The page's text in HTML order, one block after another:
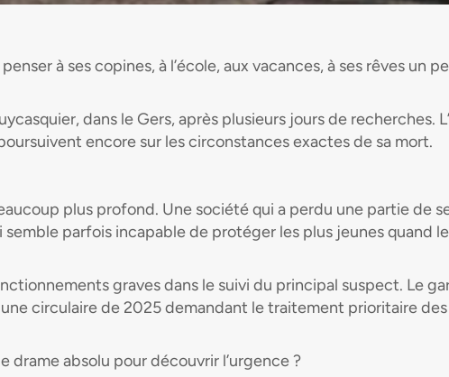
à ses copines, à l’école, aux vacances, à ses rêves un
dans le Gers, après plusieurs jours de recherches.
encore sur les circonstances exactes de sa mort.
plus profond. Une société qui a perdu une partie de
parfois incapable de protéger les plus jeunes quand
graves dans le suivi du principal suspect. Le
circulaire de 2025 demandant le traitement prioritaire
absolu pour découvrir l’urgence ?